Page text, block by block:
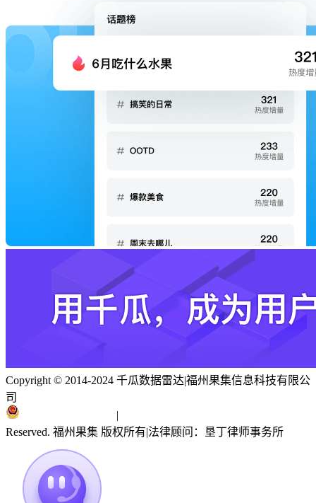
Copyright © 2014-2024 千瓜数据雷达|福州果集信息科技有限公
司
|
Reserved. 福州果集 版权所有|法律顾问：垦丁律师事务所